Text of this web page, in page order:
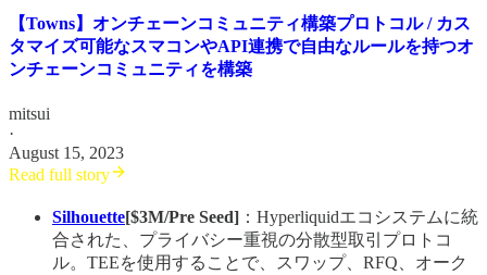
【Towns】オンチェーンコミュニティ構築プロトコル / カス
タマイズ可能なスマコンやAPI連携で自由なルールを持つオ
ンチェーンコミュニティを構築
mitsui
·
August 15, 2023
Read full story
Silhouette[$3M/Pre Seed] ：Hyperliquidエコシステムに統
合された、プライバシー重視の分散型取引プロトコ
ル。TEEを使用することで、スワップ、RFQ、オーク